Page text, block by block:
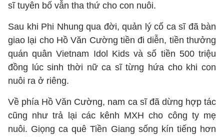
sĩ tuyên bố vẫn tha thứ cho con nuôi.
Sau khi Phi Nhung qua đời, quản lý cố ca sĩ đã bàn
giao lại cho Hồ Văn Cường tiền đi diễn, tiền thưởng
quán quân Vietnam Idol Kids và số tiền 500 triệu
đồng lúc sinh thời nữ ca sĩ từng hứa cho khi con
nuôi ra ở riêng.
Về phía Hồ Văn Cường, nam ca sĩ đã dừng hợp tác
cũng như trả lại các kênh MXH cho công ty mẹ
nuôi. Giọng ca quê Tiền Giang sống kín tiếng hơn